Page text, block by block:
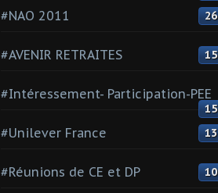
#NAO 2011 26
#AVENIR RETRAITES 15
#Intéressement- Participation-PEE
15
#Unilever France 13
#Réunions de CE et DP 10